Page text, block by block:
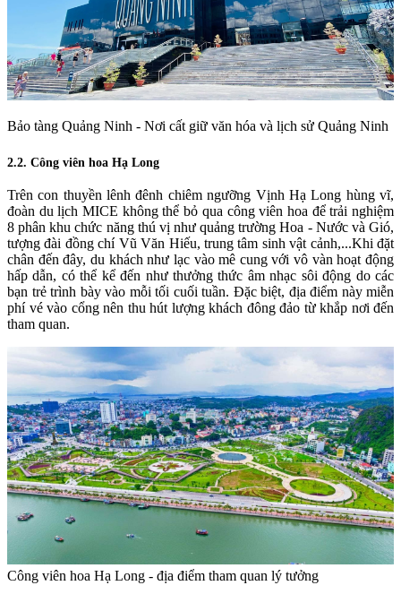
Bảo tàng Quảng Ninh - Nơi cất giữ văn hóa và lịch sử Quảng Ninh
2.2. Công viên hoa Hạ Long
Trên con thuyền lênh đênh chiêm ngưỡng Vịnh Hạ Long hùng vĩ,
đoàn du lịch MICE không thể bỏ qua công viên hoa để trải nghiệm
8 phân khu chức năng thú vị như quảng trường Hoa - Nước và Gió,
tượng đài đồng chí Vũ Văn Hiếu, trung tâm sinh vật cảnh,...Khi đặt
chân đến đây, du khách như lạc vào mê cung với vô vàn hoạt động
hấp dẫn, có thể kể đến như thưởng thức âm nhạc sôi động do các
bạn trẻ trình bày vào mỗi tối cuối tuần. Đặc biệt, địa điểm này miễn
phí vé vào cổng nên thu hút lượng khách đông đảo từ khắp nơi đến
tham quan.
Công viên hoa Hạ Long - địa điểm tham quan lý tưởng